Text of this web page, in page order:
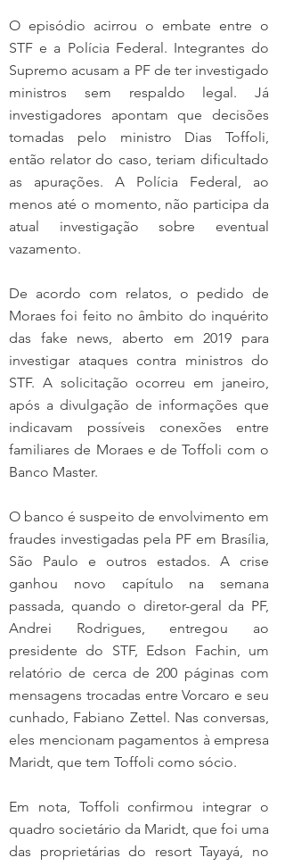
O episódio acirrou o embate entre o
STF e a Polícia Federal. Integrantes do
Supremo acusam a PF de ter investigado
ministros sem respaldo legal. Já
investigadores apontam que decisões
tomadas pelo ministro Dias Toffoli,
então relator do caso, teriam dificultado
as apurações. A Polícia Federal, ao
menos até o momento, não participa da
atual investigação sobre eventual
vazamento.
De acordo com relatos, o pedido de
Moraes foi feito no âmbito do inquérito
das fake news, aberto em 2019 para
investigar ataques contra ministros do
STF. A solicitação ocorreu em janeiro,
após a divulgação de informações que
indicavam possíveis conexões entre
familiares de Moraes e de Toffoli com o
Banco Master.
O banco é suspeito de envolvimento em
fraudes investigadas pela PF em Brasília,
São Paulo e outros estados. A crise
ganhou novo capítulo na semana
passada, quando o diretor-geral da PF,
Andrei Rodrigues, entregou ao
presidente do STF, Edson Fachin, um
relatório de cerca de 200 páginas com
mensagens trocadas entre Vorcaro e seu
cunhado, Fabiano Zettel. Nas conversas,
eles mencionam pagamentos à empresa
Maridt, que tem Toffoli como sócio.
Em nota, Toffoli confirmou integrar o
quadro societário da Maridt, que foi uma
das proprietárias do resort Tayayá, no